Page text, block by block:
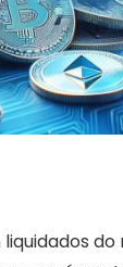
liquidados